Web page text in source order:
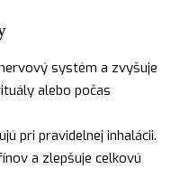
systém a zvyšuje
alebo počas
pri pravidelnej inhalácii.
a zlepšuje celkovú